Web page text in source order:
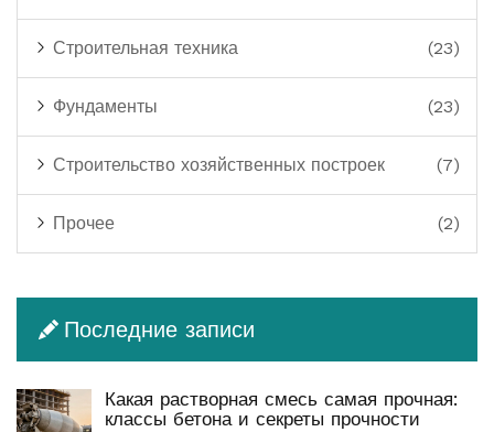
Строительная техника (23)
Фундаменты (23)
Строительство хозяйственных построек (7)
Прочее (2)
Последние записи
Какая растворная смесь самая прочная:
классы бетона и секреты прочности